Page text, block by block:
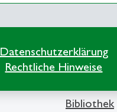
Datenschutzerklärung
Rechtliche Hinweise
Info Desk
Bibliothek